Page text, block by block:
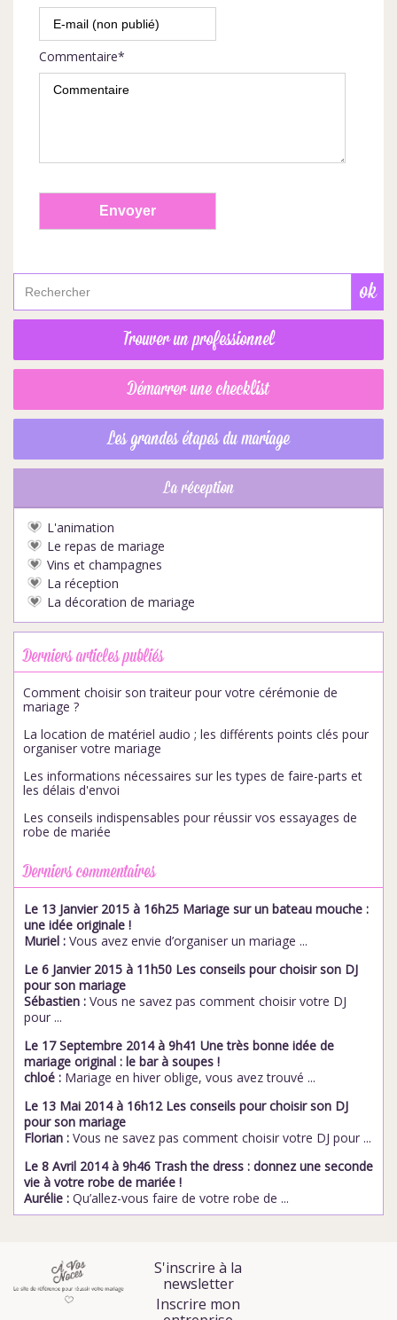
Commentaire*
Trouver un professionnel
Démarrer une checklist
Les grandes étapes du mariage
La réception
L'animation
Le repas de mariage
Vins et champagnes
La réception
La décoration de mariage
Derniers articles publiés
Comment choisir son traiteur pour votre cérémonie de
mariage ?
La location de matériel audio ; les différents points clés pour
organiser votre mariage
Les informations nécessaires sur les types de faire-parts et
les délais d'envoi
Les conseils indispensables pour réussir vos essayages de
robe de mariée
Derniers commentaires
Le 13 Janvier 2015 à 16h25 Mariage sur un bateau mouche :
une idée originale !
Muriel : Vous avez envie d’organiser un mariage ...
Le 6 Janvier 2015 à 11h50 Les conseils pour choisir son DJ
pour son mariage
Sébastien : Vous ne savez pas comment choisir votre DJ
pour ...
Le 17 Septembre 2014 à 9h41 Une très bonne idée de
mariage original : le bar à soupes !
chloé : Mariage en hiver oblige, vous avez trouvé ...
Le 13 Mai 2014 à 16h12 Les conseils pour choisir son DJ
pour son mariage
Florian : Vous ne savez pas comment choisir votre DJ pour ...
Le 8 Avril 2014 à 9h46 Trash the dress : donnez une seconde
vie à votre robe de mariée !
Aurélie : Qu’allez-vous faire de votre robe de ...
S'inscrire à la
newsletter
Inscrire mon